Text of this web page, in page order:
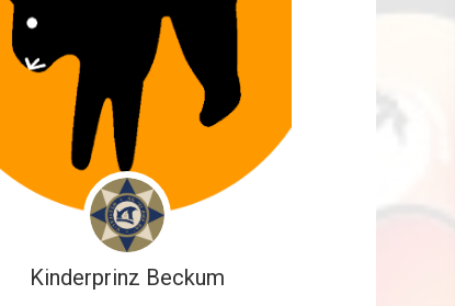
Kinderprinz Beckum